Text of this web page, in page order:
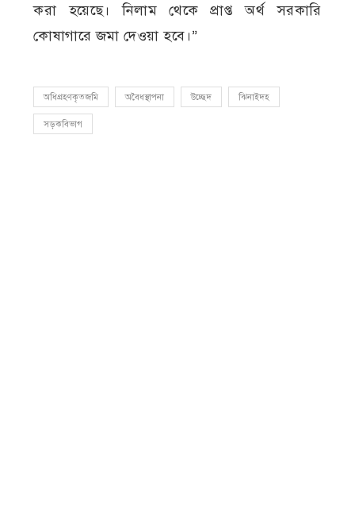
করা হয়েছে। নিলাম থেকে প্রাপ্ত অর্থ সরকারি
কোষাগারে জমা দেওয়া হবে।”
অধিগ্রহণকৃতজমি অবৈধস্থাপনা উচ্ছেদ ঝিনাইদহ
সড়কবিভাগ